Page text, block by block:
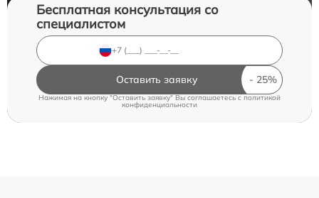
Бесплатная консультация со
специалистом
Оставить заявку
Нажимая на кнопку "Оставить заявку" Вы соглашаетесь cполитикой
конфиденциальности